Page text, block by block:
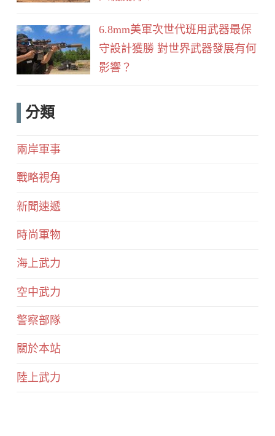
6.8mm美軍次世代班用武器最保
守設計獲勝 對世界武器發展有何
影響？
分類
兩岸軍事
戰略視角
新聞速遞
時尚軍物
海上武力
空中武力
警察部隊
關於本站
陸上武力